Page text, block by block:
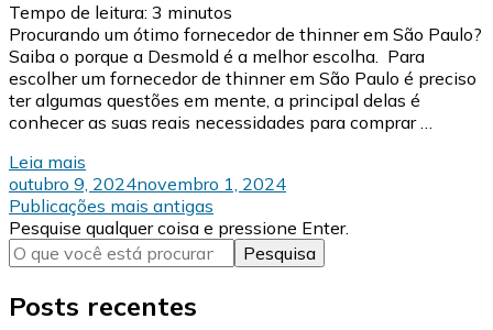
Tempo de leitura: 3 minutos
Procurando um ótimo fornecedor de thinner em São Paulo?
Saiba o porque a Desmold é a melhor escolha. Para
escolher um fornecedor de thinner em São Paulo é preciso
ter algumas questões em mente, a principal delas é
conhecer as suas reais necessidades para comprar …
Leia mais
outubro 9, 2024novembro 1, 2024
Navegação
por
posts
Publicações mais antigas
Procurando
algo?
Pesquise qualquer coisa e pressione Enter.
Posts recentes